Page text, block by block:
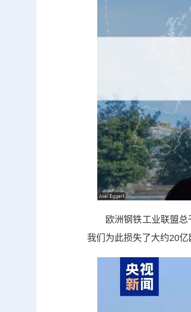
欧洲钢铁工业联盟总干
我们为此损失了大约20